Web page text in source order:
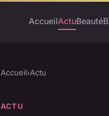
AccueilActuBeauté
Accueil›Actu
ACTU